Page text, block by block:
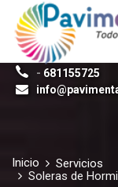
- 681155725
Inicio
Servicios
Soleras de